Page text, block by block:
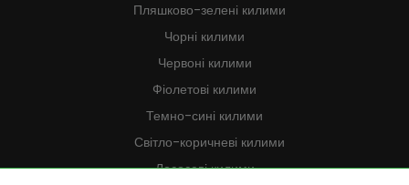
Пляшково-зелені килими
Чорні килими
Червоні килими
Фіолетові килими
Темно-сині килими
Світло-коричневі килими
Лососеві килими